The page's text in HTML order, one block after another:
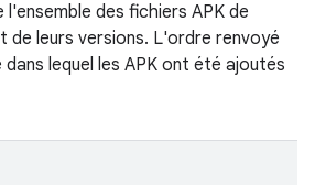
des fichiers APK de
de leurs versions. L'ordre renvoyé
lequel les APK ont été ajoutés